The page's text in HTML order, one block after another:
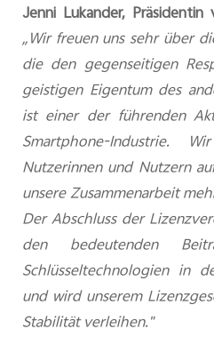
Jenni Lukander,
„Wir freuen uns sehr über
die den gegenseitigen
geistigen Eigentum des
ist einer der führenden
Smartphone-Industrie.
Nutzerinnen und Nutzern
unsere Zusammenarbeit
Der Abschluss der
den bedeutenden
Schlüsseltechnologien in
und wird unserem
Stabilität verleihen."